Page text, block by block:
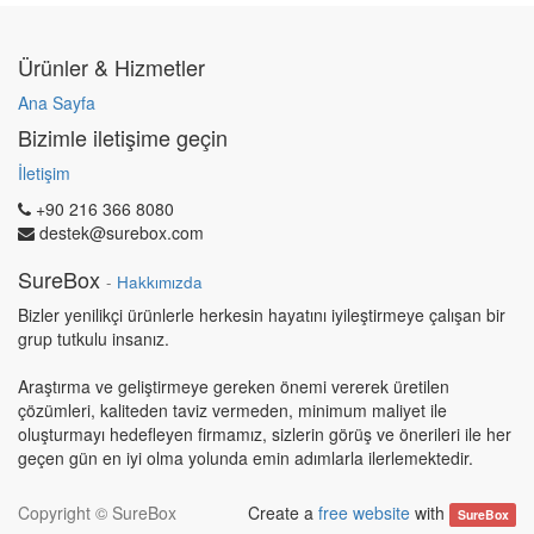
Ürünler & Hizmetler
Ana Sayfa
Bizimle iletişime geçin
İletişim
+90 216 366 8080
destek@surebox.com
SureBox - Hakkımızda
Bizler yenilikçi ürünlerle herkesin hayatını iyileştirmeye çalışan bir
grup tutkulu insanız.
Araştırma ve geliştirmeye gereken önemi vererek üretilen
çözümleri, kaliteden taviz vermeden, minimum maliyet ile
oluşturmayı hedefleyen firmamız, sizlerin görüş ve önerileri ile her
geçen gün en iyi olma yolunda emin adımlarla ilerlemektedir.
Create afree website with SureBox
Copyright © SureBox